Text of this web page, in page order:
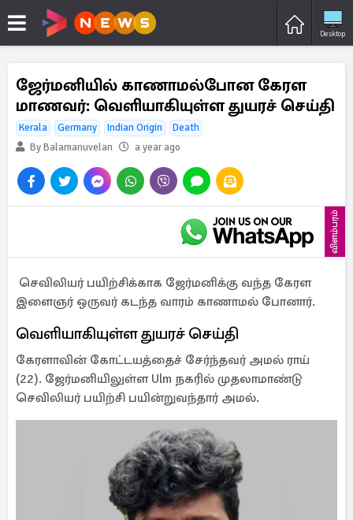
Desktop
ஜேர்மனியில் காணாமல்போன கேரள
மாணவர்: வெளியாகியுள்ள துயரச் செய்தி
Kerala Germany Indian Origin
Death
By Balamanuvelan
a year ago
விளம்பரம்
செவிலியர் பயிற்சிக்காக ஜேர்மனிக்கு வந்த கேரள
இளைஞர் ஒருவர் கடந்த வாரம் காணாமல் போனார்.
வெளியாகியுள்ள துயரச் செய்தி
கேரளாவின் கோட்டயத்தைச் சேர்ந்தவர் அமல் ராய்
(22). ஜேர்மனியிலுள்ள Ulm நகரில் முதலாமாண்டு
செவிலியர் பயிற்சி பயின்றுவந்தார் அமல்.